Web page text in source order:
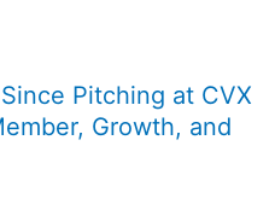
Pitching at CVX
Growth, and